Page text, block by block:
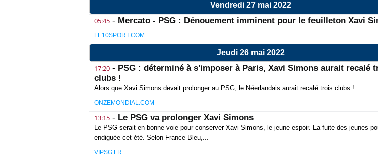
Vendredi 27 mai 2022
05:45 - Mercato - PSG : Dénouement imminent pour le feuilleton Xavi
LE10SPORT.COM
Jeudi 26 mai 2022
17:20 - PSG : déterminé à s'imposer à Paris, Xavi Simons aurait recalé
clubs !
Alors que Xavi Simons devait prolonger au PSG, le Néerlandais aurait recalé trois clubs !
ONZEMONDIAL.COM
13:15 - Le PSG va prolonger Xavi Simons
Le PSG serait en bonne voie pour conserver Xavi Simons, le jeune espoir. La fuite des jeunes
endiguée cet été. Selon France Bleu,...
VIPSG.FR